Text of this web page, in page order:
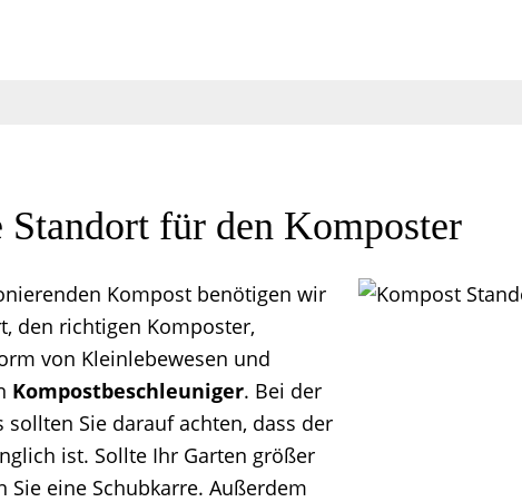
für den Komposter
Kompost benötigen wir
den richtigen Komposter,
von Kleinlebewesen und
Kompostbeschleuniger. Bei der
sollten Sie darauf achten, dass der
ist. Sollte Ihr Garten größer
Sie eine Schubkarre. Außerdem